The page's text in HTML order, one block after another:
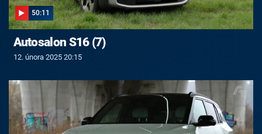
50:11
Autosalon S16 (7)
12. února 2025 20:15